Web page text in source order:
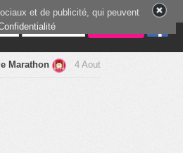
Marathon 4 Aout
et de publicité, qui peuvent